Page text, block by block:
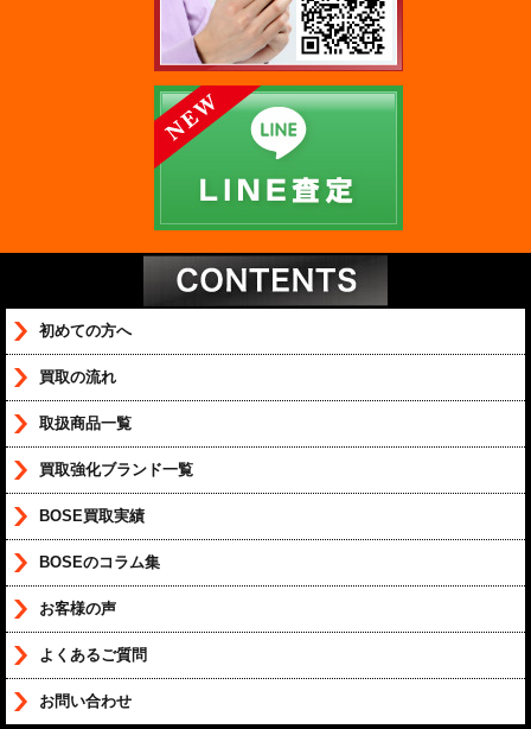
初めての方へ
買取の流れ
取扱商品一覧
買取強化ブランド一覧
BOSE買取実績
BOSEのコラム集
お客様の声
よくあるご質問
お問い合わせ